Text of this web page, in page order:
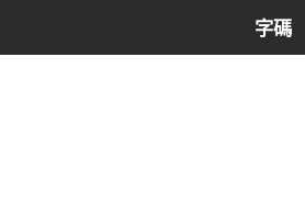
字碼